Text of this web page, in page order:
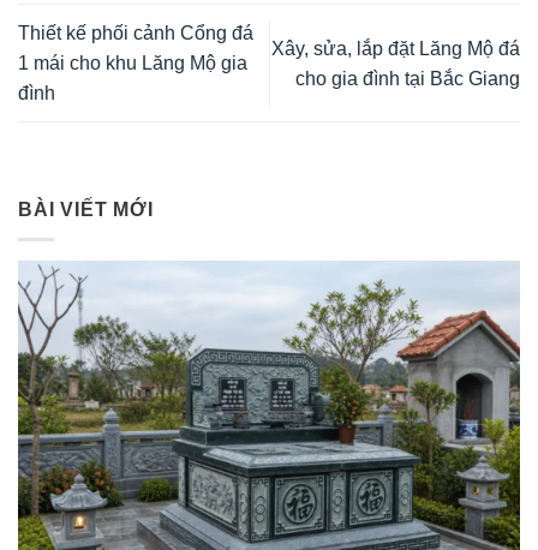
Thiết kế phối cảnh Cổng đá
1 mái cho khu Lăng Mộ gia
đình
Xây, sửa, lắp đặt Lăng Mộ đá
cho gia đình tại Bắc Giang
BÀI VIẾT MỚI